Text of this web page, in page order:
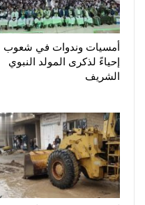
أمسيات وندوات في شعوب
إحياءً لذكرى المولد النبوي
الشريف